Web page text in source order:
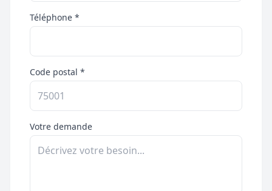
Téléphone *
Code postal *
Votre demande